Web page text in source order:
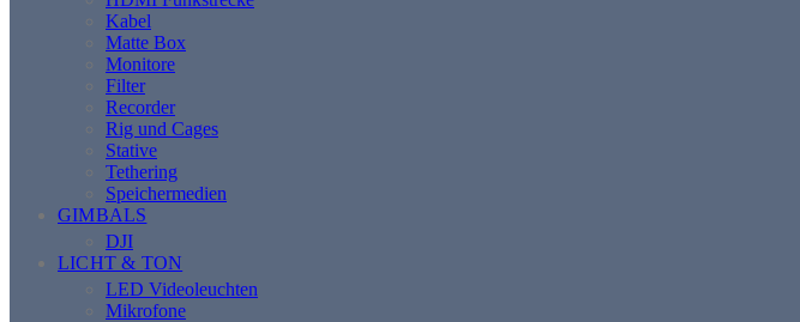
Kabel
Matte Box
Monitore
Filter
Recorder
Rig und Cages
Stative
Tethering
Speichermedien
GIMBALS
DJI
LICHT & TON
LED Videoleuchten
Mikrofone